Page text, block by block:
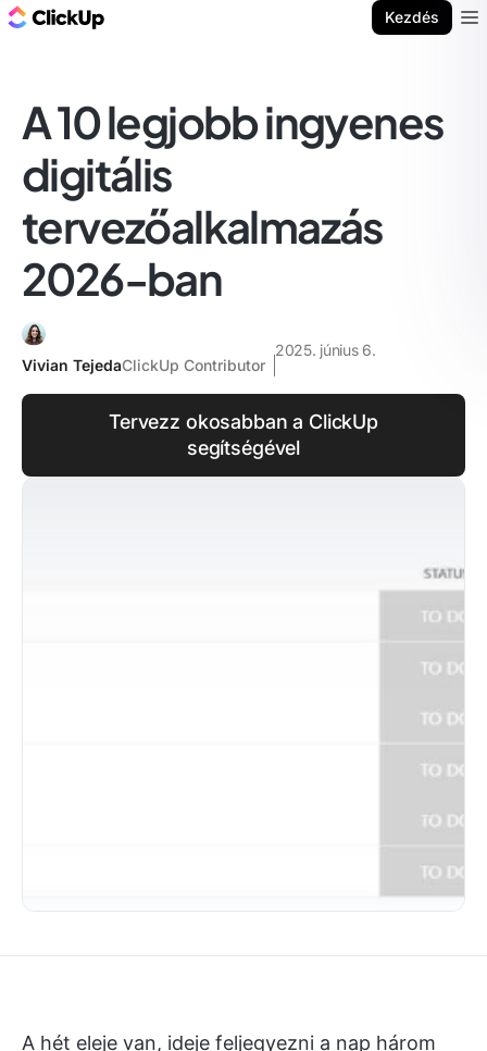
Kezdés
A 10 legjobb ingyenes
digitális
tervezőalkalmazás
2026-ban
Vivian TejedaClickUp Contributor
2025. június 6.
Tervezz okosabban a ClickUp
segítségével
A hét eleje van, ideje feljegyezni a nap három